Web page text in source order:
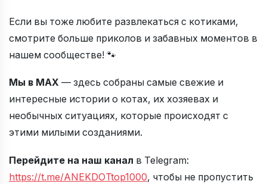
Если вы тоже любите развлекаться с котиками,
смотрите больше приколов и забавных моментов в
нашем сообществе! 🐾
Мы в МАХ — здесь собраны самые свежие и
интересные истории о котах, их хозяевах и
необычных ситуациях, которые происходят с
этими милыми созданиями.
Перейдите на наш канал в Telegram:
https://t.me/ANEKDOTtop1000, чтобы не пропустить